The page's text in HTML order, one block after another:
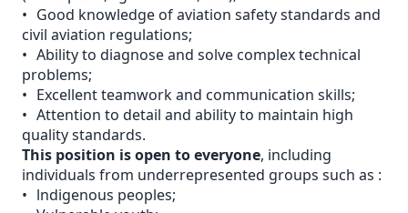
• Good knowledge of aviation safety standards and
civil aviation regulations;
• Ability to diagnose and solve complex technical
problems;
• Excellent teamwork and communication skills;
• Attention to detail and ability to maintain high
quality standards.
This position is open to everyone, including
individuals from underrepresented groups such as :
• lndigenous peoples;